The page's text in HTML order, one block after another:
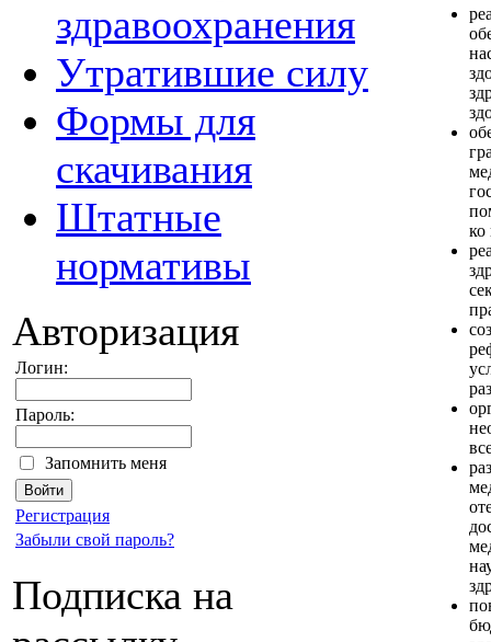
здравоохранения
Утратившие силу
Формы для
скачивания
Штатные
нормативы
Авторизация
Логин:
Пароль:
Запомнить меня
Регистрация
Забыли свой пароль?
Подписка на
ко